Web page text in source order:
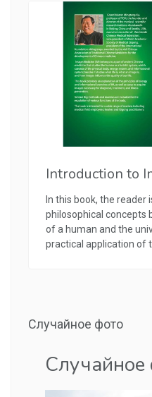
Introduction to
In this book, the
philosophical concepts
of a human and the
practical application of
Случайное фото
Случайное